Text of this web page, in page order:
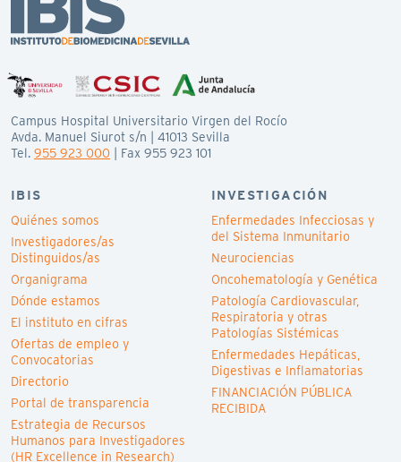
Campus Hospital Universitario Virgen del Rocío
Avda. Manuel Siurot s/n | 41013 Sevilla
Tel. 955 923 000 | Fax 955 923 101
IBIS
Quiénes somos
Investigadores/as
Distinguidos/as
Organigrama
Dónde estamos
El instituto en cifras
Ofertas de empleo y
Convocatorias
Directorio
Portal de transparencia
Estrategia de Recursos
Humanos para Investigadores
(HR Excellence in Research)
INVESTIGACIÓN
Enfermedades Infecciosas y
del Sistema Inmunitario
Neurociencias
Oncohematología y Genética
Patología Cardiovascular,
Respiratoria y otras
Patologías Sistémicas
Enfermedades Hepáticas,
Digestivas e Inflamatorias
FINANCIACIÓN PÚBLICA
RECIBIDA